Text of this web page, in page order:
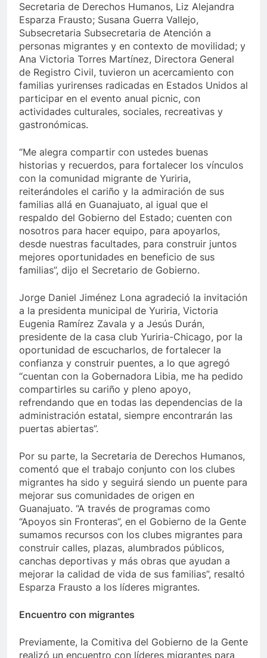
Secretaria de Derechos Humanos, Liz Alejandra
Esparza Frausto; Susana Guerra Vallejo,
Subsecretaria Subsecretaria de Atención a
personas migrantes y en contexto de movilidad; y
Ana Victoria Torres Martínez, Directora General
de Registro Civil, tuvieron un acercamiento con
familias yurirenses radicadas en Estados Unidos al
participar en el evento anual picnic, con
actividades culturales, sociales, recreativas y
gastronómicas.
“Me alegra compartir con ustedes buenas
historias y recuerdos, para fortalecer los vínculos
con la comunidad migrante de Yuriria,
reiterándoles el cariño y la admiración de sus
familias allá en Guanajuato, al igual que el
respaldo del Gobierno del Estado; cuenten con
nosotros para hacer equipo, para apoyarlos,
desde nuestras facultades, para construir juntos
mejores oportunidades en beneficio de sus
familias”, dijo el Secretario de Gobierno.
Jorge Daniel Jiménez Lona agradeció la invitación
a la presidenta municipal de Yuriria, Victoria
Eugenia Ramírez Zavala y a Jesús Durán,
presidente de la casa club Yuriria-Chicago, por la
oportunidad de escucharlos, de fortalecer la
confianza y construir puentes, a lo que agregó
“cuentan con la Gobernadora Libia, me ha pedido
compartirles su cariño y pleno apoyo,
refrendando que en todas las dependencias de la
administración estatal, siempre encontrarán las
puertas abiertas”.
Por su parte, la Secretaria de Derechos Humanos,
comentó que el trabajo conjunto con los clubes
migrantes ha sido y seguirá siendo un puente para
mejorar sus comunidades de origen en
Guanajuato. “A través de programas como
“Apoyos sin Fronteras”, en el Gobierno de la Gente
sumamos recursos con los clubes migrantes para
construir calles, plazas, alumbrados públicos,
canchas deportivas y más obras que ayudan a
mejorar la calidad de vida de sus familias”, resaltó
Esparza Frausto a los líderes migrantes.
Encuentro con migrantes
Previamente, la Comitiva del Gobierno de la Gente
realizó un encuentro con líderes migrantes para